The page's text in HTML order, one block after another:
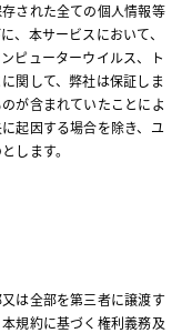
された全ての個人情報等
、本サービスにおいて、
ピューターウイルス、ト
関して、弊社は保証しま
が含まれていたことによ
起因する場合を除き、ユ
します。
は全部を第三者に譲渡す
規約に基づく権利義務及